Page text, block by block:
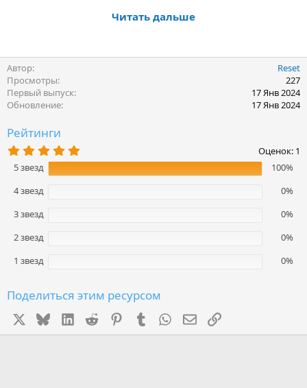
Читать дальше
Автор
Reset
Просмотры
227
Первый выпуск
17 Янв 2024
Обновление
17 Янв 2024
Рейтинги
,
0
0
Оценок: 1
5 звезд
100%
4 звезд
0%
3 звезд
0%
2 звезд
0%
1 звезд
0%
Поделиться этим ресурсом
BlueskyLinkedIn
Reddit PinterestTumblr WhatsApp
Электронная почта
Ссылка